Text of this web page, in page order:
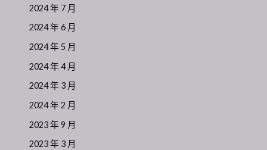
2024 年 7 月
2024 年 6 月
2024 年 5 月
2024 年 4 月
2024 年 3 月
2024 年 2 月
2023 年 9 月
2023 年 3 月